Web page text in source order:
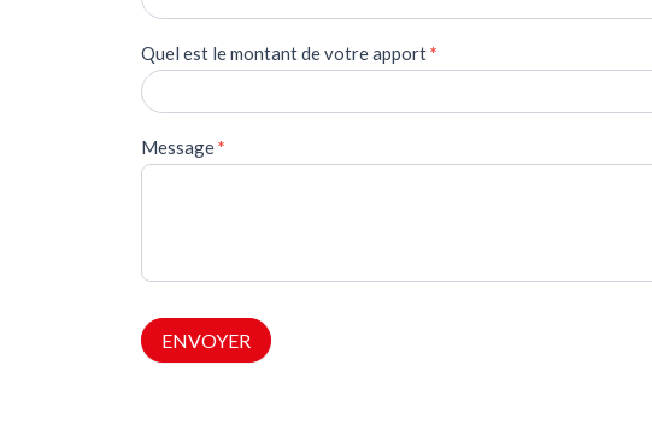
Quel est le montant de votre apport*
Message*
ENVOYER